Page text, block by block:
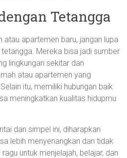
Tetangga
atau apartemen baru, jangan lupa
Mereka bisa jadi sumber
lingkungan sekitar dan
atau apartemen yang
itu, memiliki hubungan baik
meningkatkan kualitas hidupmu
dan simpel ini, diharapkan
lebih menyenangkan dan tidak
untuk menjelajah, belajar, dan